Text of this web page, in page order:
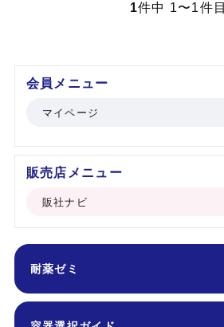
1件中 1〜1件目
会員メニュー
マイページ
販売店メニュー
販社ナビ
耐薬ゼミ